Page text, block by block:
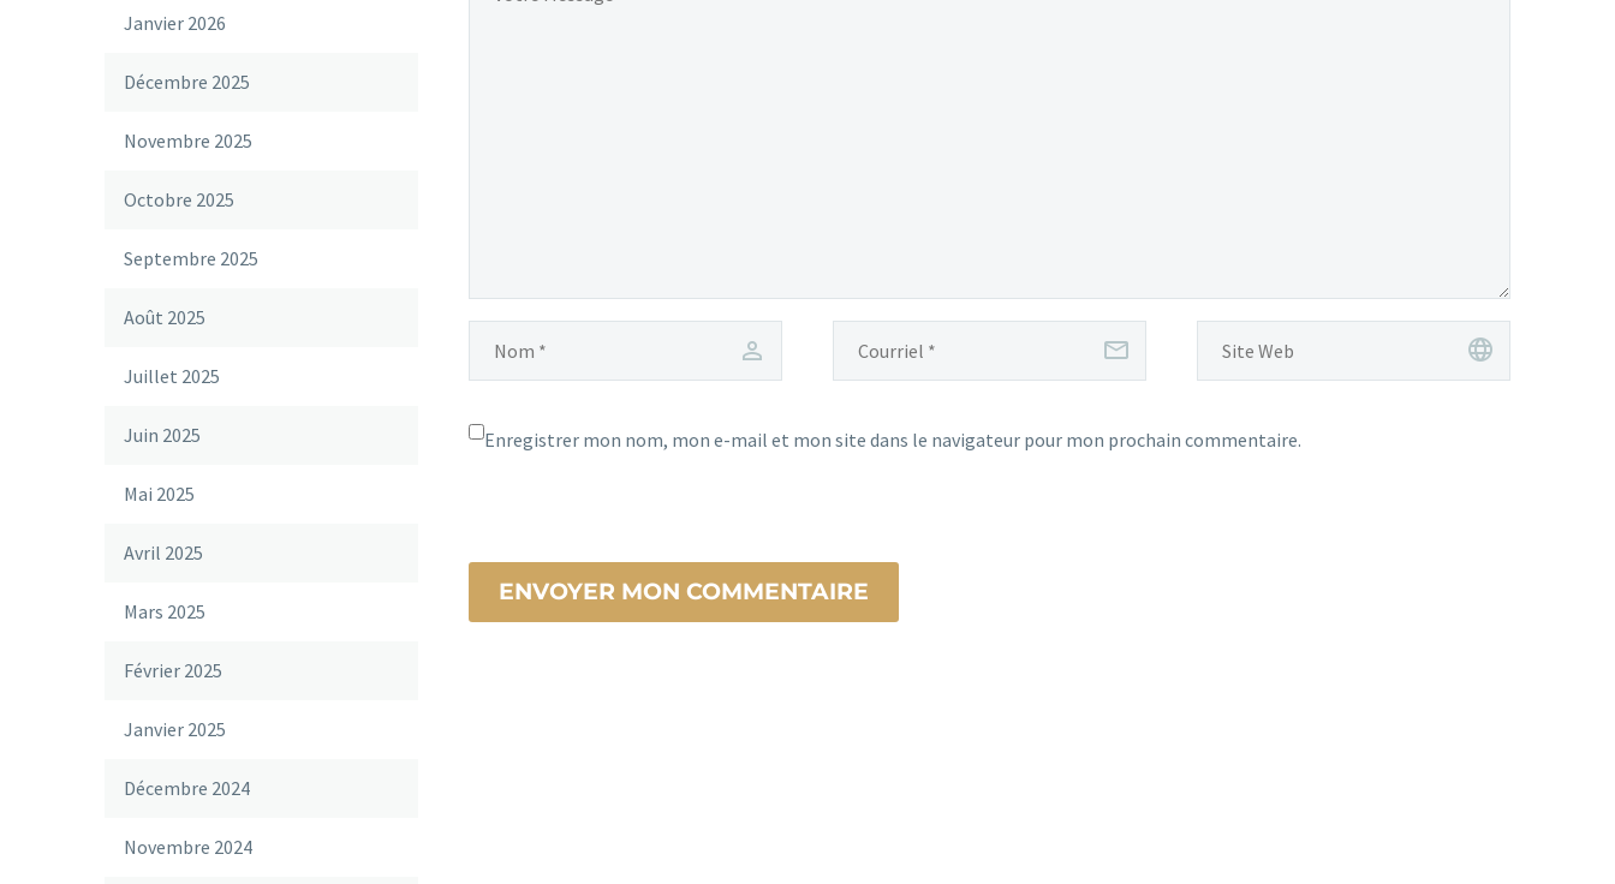
Enregistrer mon nom, mon e-mail et mon site dans le navigateur pour mon prochain commentaire.
ENVOYER MON COMMENTAIRE
Janvier 2026
Décembre 2025
Novembre 2025
Octobre 2025
Septembre 2025
Août 2025
Juillet 2025
Juin 2025
Mai 2025
Avril 2025
Mars 2025
Février 2025
Janvier 2025
Décembre 2024
Novembre 2024